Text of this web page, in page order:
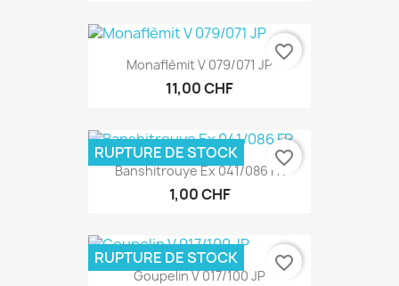
Monaflèmit V 079/071 JP
11,00 CHF
favorite_border
Banshitrouye Ex 041/086 FR
1,00 CHF
RUPTURE DE STOCK favorite_border
Goupelin V 017/100 JP
RUPTURE DE STOCK favorite_border